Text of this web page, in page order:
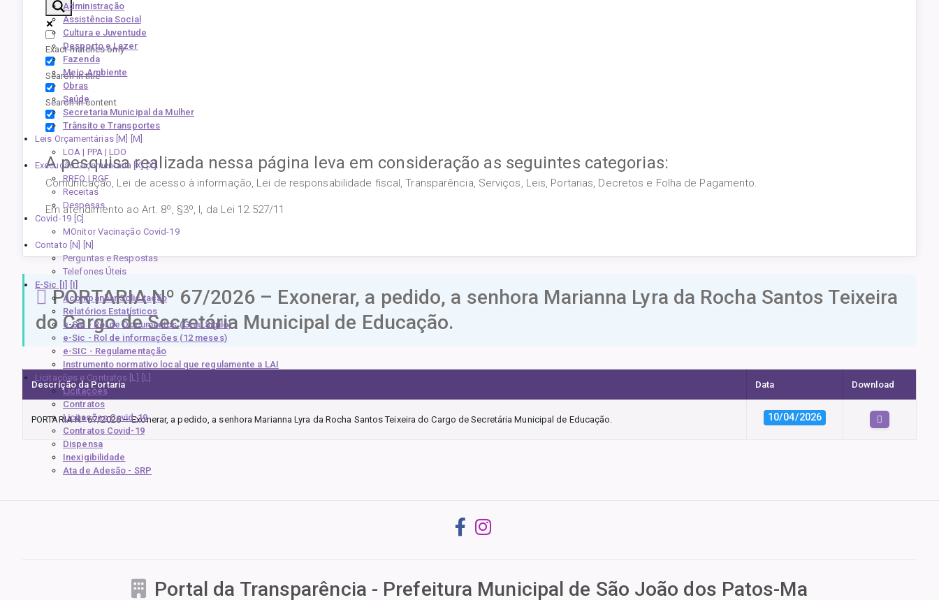
Administração
Assistência Social
Cultura e Juventude
Desporto e Lazer
Fazenda
Meio Ambiente
Obras
Saúde
Secretaria Municipal da Mulher
Trânsito e Transportes
Leis Orçamentárias [M]
LOA | PPA | LDO
Execução Orçamentária [X]
RREO | RGF
Receitas
Despesas
Covid-19
MOnitor Vacinação Covid-19
Contato [N]
Perguntas e Respostas
Telefones Úteis
E-Sic [I]
Acompanhar Solicitação
Relatórios Estatísticos
e-Sic - Rol de Documentos (Grau Sigilo)
e-Sic - Rol de informações (12 meses)
e-SIC - Regulamentação
Instrumento normativo local que regulamente a LAI
Licitações e Contratos [L]
Licitações
Contratos
Licitações Covid-19
Contratos Covid-19
Dispensa
Inexigibilidade
Ata de Adesão - SRP
Exact matches only
Search in title
Search in content
A pesquisa realizada nessa página leva em consideração as seguintes categorias:
Comunicação, Lei de acesso à informação, Lei de responsabilidade fiscal, Transparência, Serviços, Leis, Portarias, Decretos e Folha de Pagamento.
Em atendimento ao Art. 8º, §3º, I, da Lei 12.527/11
PORTARIA Nº 67/2026 – Exonerar, a pedido, a senhora Marianna Lyra da Rocha Santos Teixeira
do Cargo de Secretária Municipal de Educação.
Descrição da Portaria Data Download
PORTARIA Nº 67/2026 – Exonerar, a pedido, a senhora Marianna Lyra da Rocha Santos Teixeira do Cargo de Secretária Municipal de Educação. 10/04/2026
Portal da Transparência - Prefeitura Municipal de São João dos Patos-Ma